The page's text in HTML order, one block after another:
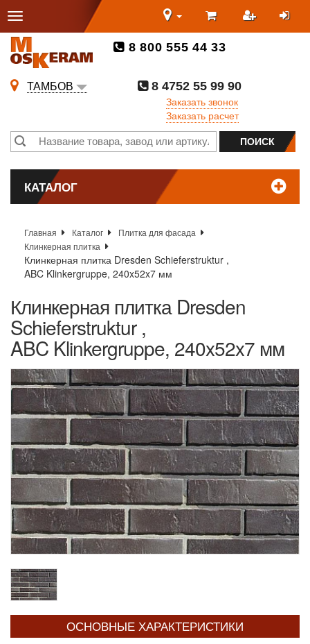
8 800 555 44 33
ТАМБОВ
8 4752 55 99 90
Заказать звонок
Заказать расчет
КАТАЛОГ
Главная Каталог
Плитка для фасада
Клинкерная плитка
Клинкерная плитка Dresden Schieferstruktur ,
ABC Klinkergruppe, 240x52x7 мм
Клинкерная плитка Dresden
Schieferstruktur ,
ABC Klinkergruppe, 240x52x7 мм
ОСНОВНЫЕ ХАРАКТЕРИСТИКИ